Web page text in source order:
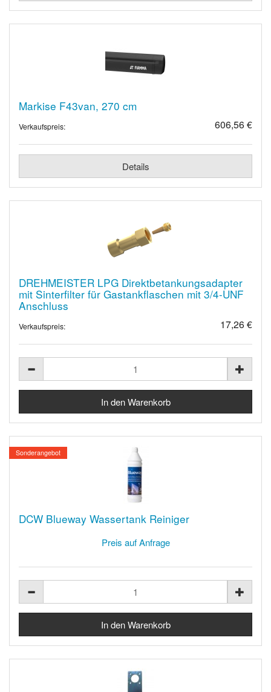
Markise F43van, 270 cm
Verkaufspreis: 606,56 €
Details
DREHMEISTER LPG Direktbetankungsadapter
mit Sinterfilter für Gastankflaschen mit 3/4-UNF
Anschluss
Verkaufspreis: 17,26 €
Sonderangebot
DCW Blueway Wassertank Reiniger
Preis auf Anfrage